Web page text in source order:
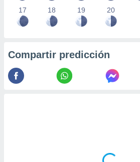
17 18 19 20
Compartir predicción